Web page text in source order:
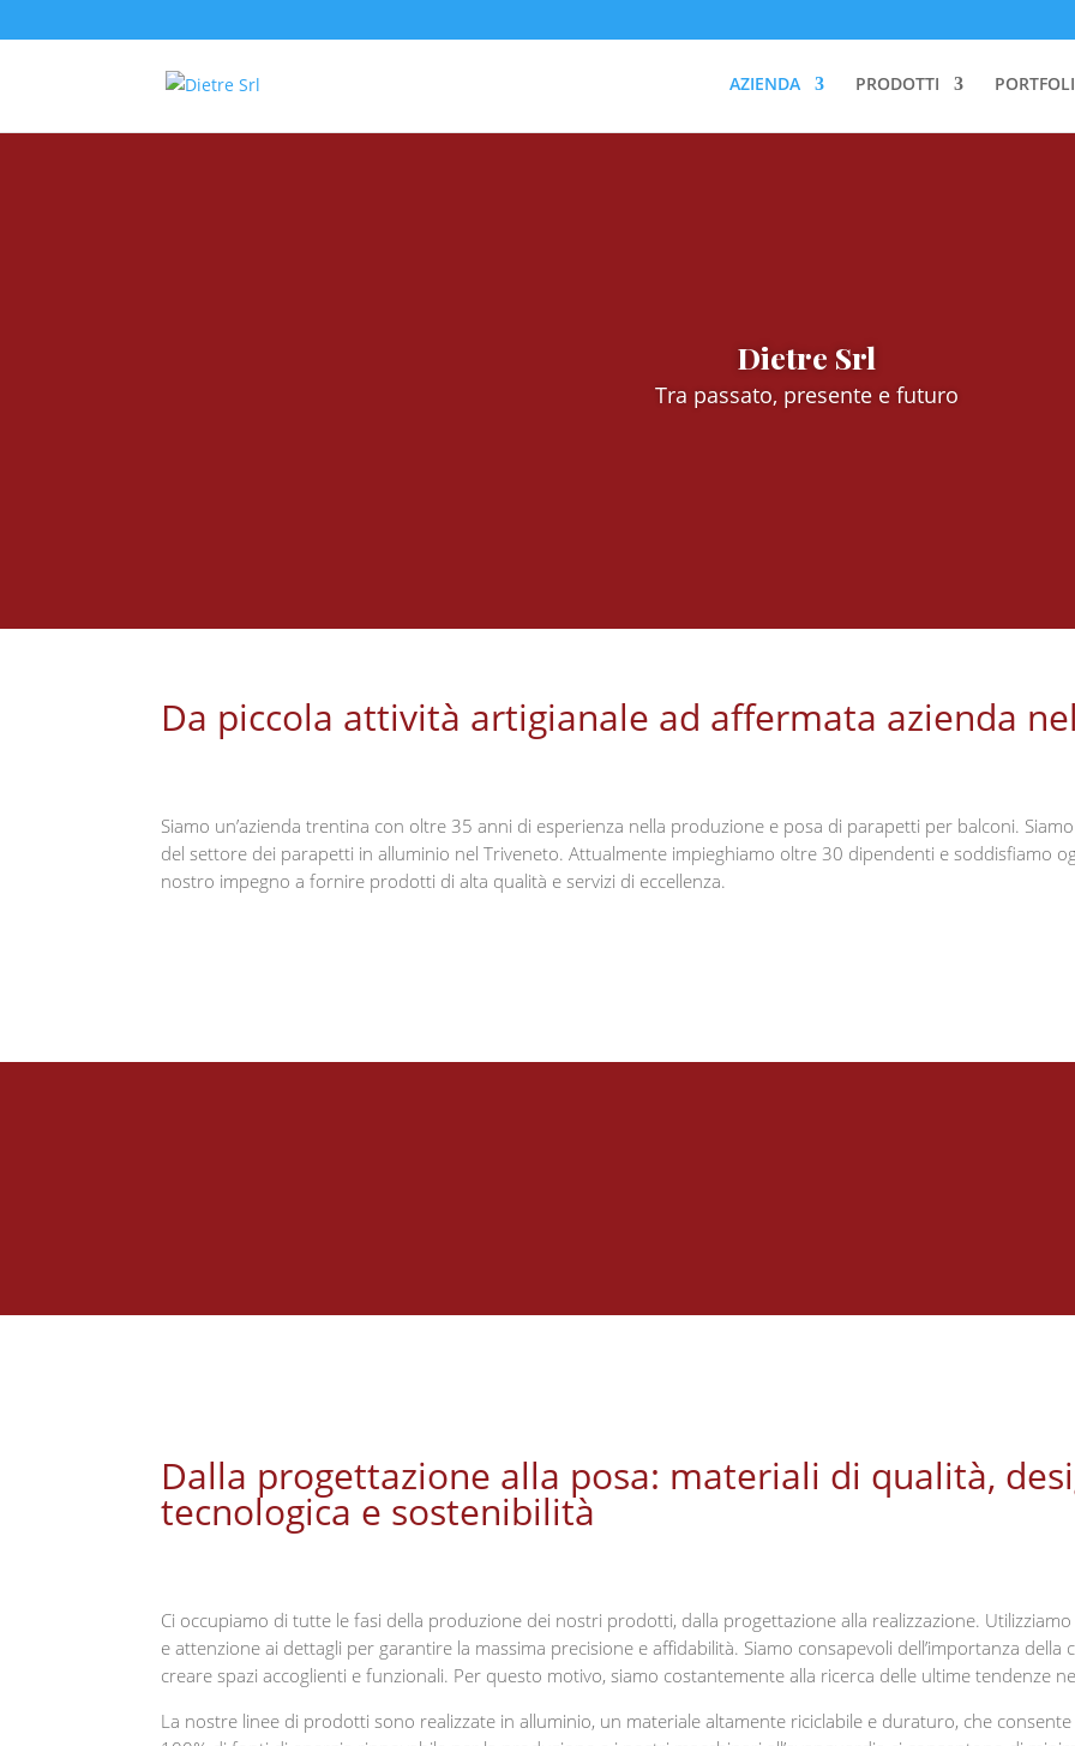
AZIENDA PRODOTTI
Dietre Srl
Tra passato, presente e futuro
Da piccola attività artigianale ad affermata azienda
Siamo un’azienda trentina con oltre 35 anni di esperienza nella produzione e posa di parapetti per balconi.
del settore dei parapetti in alluminio nel Triveneto. Attualmente impieghiamo oltre 30 dipendenti e soddisfiamo
nostro impegno a fornire prodotti di alta qualità e servizi di eccellenza.
Dalla progettazione alla posa: materiali di qualità,
tecnologica e sostenibilità
Ci occupiamo di tutte le fasi della produzione dei nostri prodotti, dalla progettazione alla realizzazione.
e attenzione ai dettagli per garantire la massima precisione e affidabilità. Siamo consapevoli dell’importanza
creare spazi accoglienti e funzionali. Per questo motivo, siamo costantemente alla ricerca delle ultime tendenze
La nostre linee di prodotti sono realizzate in alluminio, un materiale altamente riciclabile e duraturo, che